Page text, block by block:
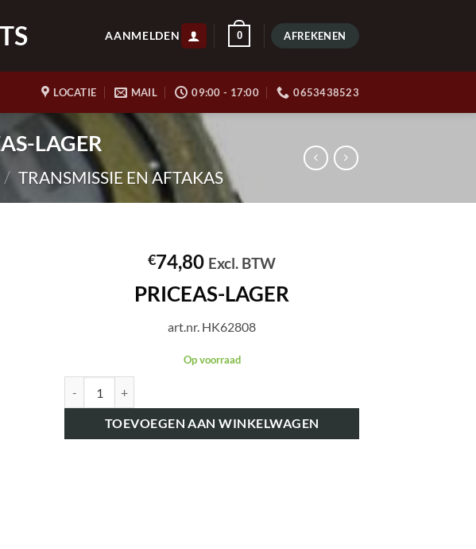
AANMELDEN 0 AFREKENEN
LOCATIE MAIL 09:00 - 17:00 0653438523
LAGER
/ TRANSMISSIE EN AFTAKAS
€74,80 Excl. BTW
PRICEAS-LAGER
art.nr. HK62808
Op voorraad
TOEVOEGEN AAN WINKELWAGEN